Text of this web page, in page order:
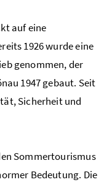
auf eine
1926 wurde eine
genommen, der
1947 gebaut. Seit
Sicherheit und
Sommertourismus
Bedeutung. Die